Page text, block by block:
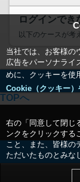
当社では、お客様の
広告をパーソナライ
めに、クッキーを使
Cookie（クッキー）
右の「同意して閉じ
ンクをクリックする
こと、また、皆様の
ただいたものとみな
ログインでき
以下のケースが
TOPへ